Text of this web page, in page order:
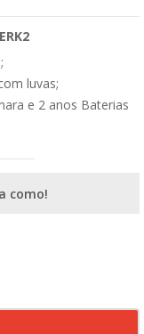
luvas;
e 2 anos Baterias
como!